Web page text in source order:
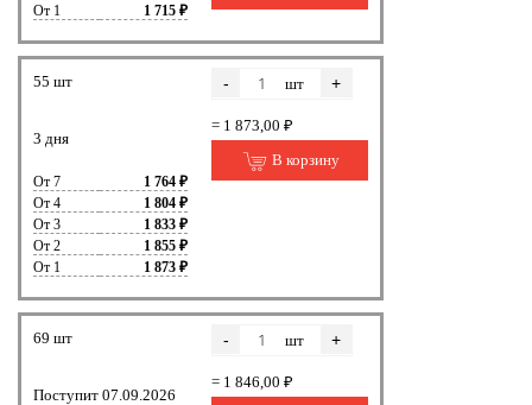
От 1 1 715 ₽
55 шт
3 дня
От 7
1 764 ₽
От 4
1 804 ₽
От 3
1 833 ₽
От 2
1 855 ₽
От 1
1 873 ₽
- шт +
= 1 873,00 ₽
В корзину
69 шт
Поступит 07.09.2026
- шт +
= 1 846,00 ₽